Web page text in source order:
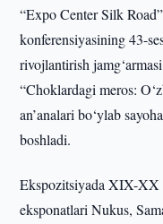
“Expo Center Silk
konferensiyasining 43-
rivojlantirish
“Choklardagi meros:
an’analari bo‘ylab
boshladi.
Ekspozitsiyada XIX-XX
eksponatlari Nukus,